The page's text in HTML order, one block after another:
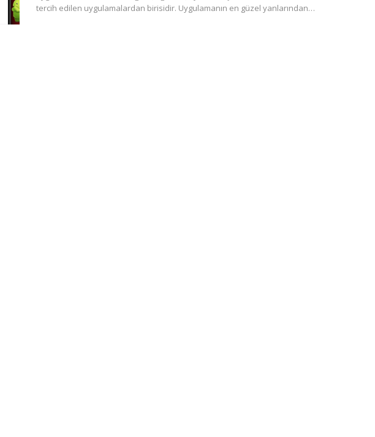
tercih edilen uygulamalardan birisidir. Uygulamanın en güzel yanlarından…